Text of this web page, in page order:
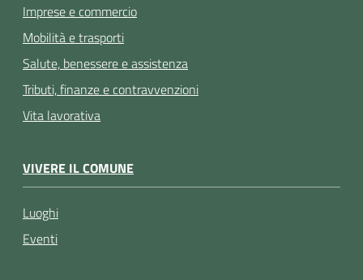
Imprese e commercio
Mobilità e trasporti
Salute, benessere e assistenza
Tributi, finanze e contravvenzioni
Vita lavorativa
VIVERE IL COMUNE
Luoghi
Eventi